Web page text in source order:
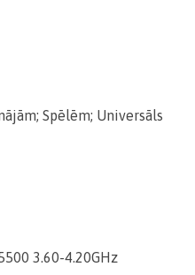
Spēlēm; Universāls
3.60-4.20GHz